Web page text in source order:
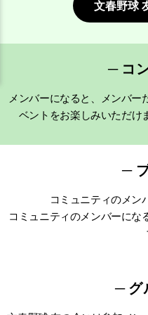
文春野球
─ コ
メンバーになると、 メンバー
ベント をお楽しみいただけ
─
コミュニティのメン
コミュニティのメンバーにな
─ グ